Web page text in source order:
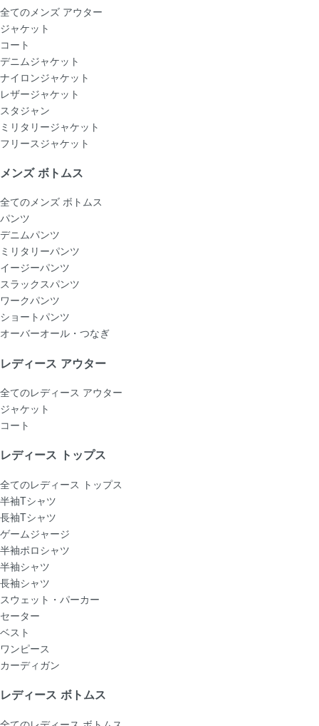
全てのメンズ アウター
ジャケット
コート
デニムジャケット
ナイロンジャケット
レザージャケット
スタジャン
ミリタリージャケット
フリースジャケット
メンズ ボトムス
全てのメンズ ボトムス
パンツ
デニムパンツ
ミリタリーパンツ
イージーパンツ
スラックスパンツ
ワークパンツ
ショートパンツ
オーバーオール・つなぎ
レディース アウター
全てのレディース アウター
ジャケット
コート
レディース トップス
全てのレディース トップス
半袖Tシャツ
長袖Tシャツ
ゲームジャージ
半袖ポロシャツ
半袖シャツ
長袖シャツ
スウェット・パーカー
セーター
ベスト
ワンピース
カーディガン
レディース ボトムス